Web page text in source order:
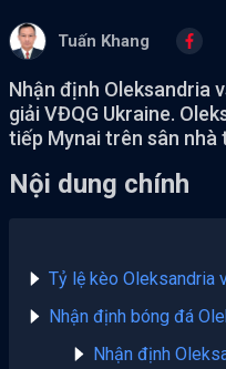
Tuấn Khang
Nhận định Oleksandria
giải VĐQG Ukraine.
tiếp Mynai trên sân nhà
Nội dung chính
Tỷ lệ kèo Oleksandria
Nhận định bóng đá
Nhận định